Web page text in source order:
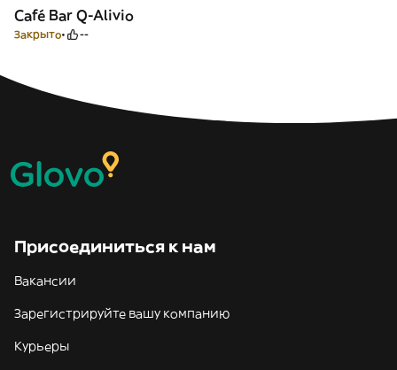
Café Bar Q-Alivio
Закрыто --
Присоединиться к нам
Вакансии
Зарегистрируйте вашу компанию
Курьеры